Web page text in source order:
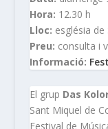
Hora: 12.30 h
Lloc: església
Preu: consulta i
Informació:
El grup Das
Sant Miquel de
Festival de